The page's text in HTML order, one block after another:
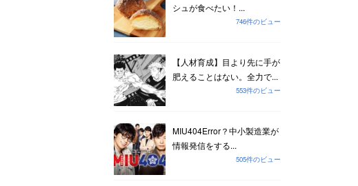
シュが食べたい！...
746件のビュー
【人材育成】目より先に手が
肥えることはない。全力で...
553件のビュー
MIU404Error？中小製造業が
情報発信をする...
505件のビュー